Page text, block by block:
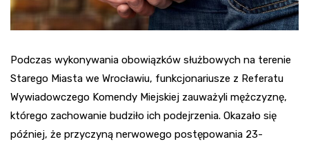
Podczas wykonywania obowiązków służbowych na terenie
Starego Miasta we Wrocławiu, funkcjonariusze z Referatu
Wywiadowczego Komendy Miejskiej zauważyli mężczyznę,
którego zachowanie budziło ich podejrzenia. Okazało się
później, że przyczyną nerwowego postępowania 23-